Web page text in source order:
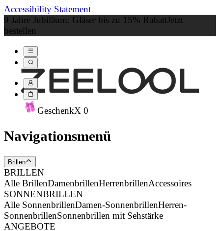
Accessibility Statement
9 Jahre Jubiläum: Gläser bis zu 15% RabattJetzt
bestellen
GeschenkX 0
Navigationsmenü
Brillen
BRILLEN
Alle BrillenDamenbrillenHerrenbrillenAccessoires
SONNENBRILLEN
Alle SonnenbrillenDamen-SonnenbrillenHerren-
SonnenbrillenSonnenbrillen mit Sehstärke
ANGEBOTE